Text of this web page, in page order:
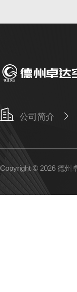
公司简介
Copyright © 2026 德州